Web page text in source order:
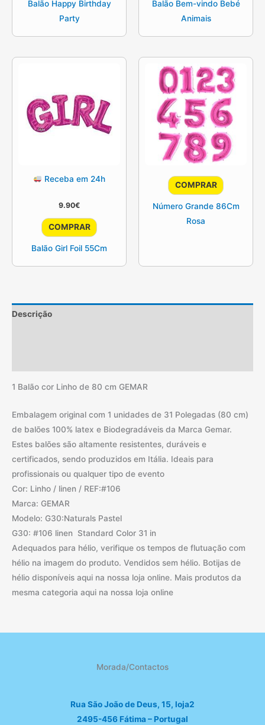
Balão Happy Birthday
Party
Balão Bem-vindo Bebé
Animais
Receba em 24h
9.90€
COMPRAR
Balão Girl Foil 55Cm
COMPRAR
Número Grande 86Cm
Rosa
Descrição
1 Balão cor Linho de 80 cm GEMAR
Embalagem original com 1 unidades de 31 Polegadas (80 cm)
de balões 100% latex e Biodegradáveis da Marca Gemar.
Estes balões são altamente resistentes, duráveis e
certificados, sendo produzidos em Itália. Ideais para
profissionais ou qualquer tipo de evento
Cor: Linho / linen / REF:#106
Marca: GEMAR
Modelo: G30:Naturals Pastel
G30: #106 linen Standard Color 31 in
Adequados para hélio, verifique os tempos de flutuação com
hélio na imagem do produto. Vendidos sem hélio. Botijas de
hélio disponíveis aqui na nossa loja online. Mais produtos da
mesma categoria aqui na nossa loja online
Morada/Contactos
Rua São João de Deus, 15, loja2
2495-456 Fátima – Portugal